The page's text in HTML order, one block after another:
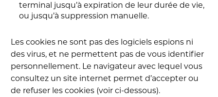
terminal jusqu’à expiration de leur durée de vie,
ou jusqu’à suppression manuelle.
Les cookies ne sont pas des logiciels espions ni
des virus, et ne permettent pas de vous identifier
personnellement. Le navigateur avec lequel vous
consultez un site internet permet d’accepter ou
de refuser les cookies (voir ci-dessous).